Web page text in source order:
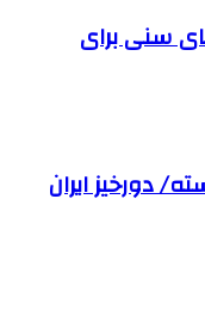
سنی برای
دورخیز ایران